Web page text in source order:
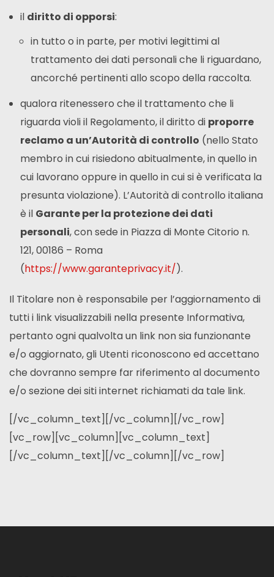
il diritto di opporsi:
in tutto o in parte, per motivi legittimi al
trattamento dei dati personali che li riguardano,
ancorché pertinenti allo scopo della raccolta.
qualora ritenessero che il trattamento che li
riguarda violi il Regolamento, il diritto di proporre
reclamo a un’Autorità di controllo (nello Stato
membro in cui risiedono abitualmente, in quello in
cui lavorano oppure in quello in cui si è verificata la
presunta violazione). L’Autorità di controllo italiana
è il Garante per la protezione dei dati
personali, con sede in Piazza di Monte Citorio n.
121, 00186 – Roma
(https://www.garanteprivacy.it/).
Il Titolare non è responsabile per l’aggiornamento di
tutti i link visualizzabili nella presente Informativa,
pertanto ogni qualvolta un link non sia funzionante
e/o aggiornato, gli Utenti riconoscono ed accettano
che dovranno sempre far riferimento al documento
e/o sezione dei siti internet richiamati da tale link.
[/vc_column_text][/vc_column][/vc_row]
[vc_row][vc_column][vc_column_text]
[/vc_column_text][/vc_column][/vc_row]